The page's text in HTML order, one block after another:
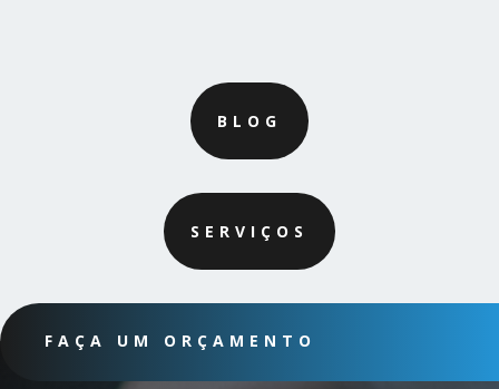
BLOG
SERVIÇOS
FAÇA UM ORÇAMENTO